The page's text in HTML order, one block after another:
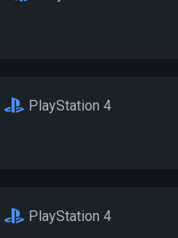
PlayStation 4
PlayStation 4